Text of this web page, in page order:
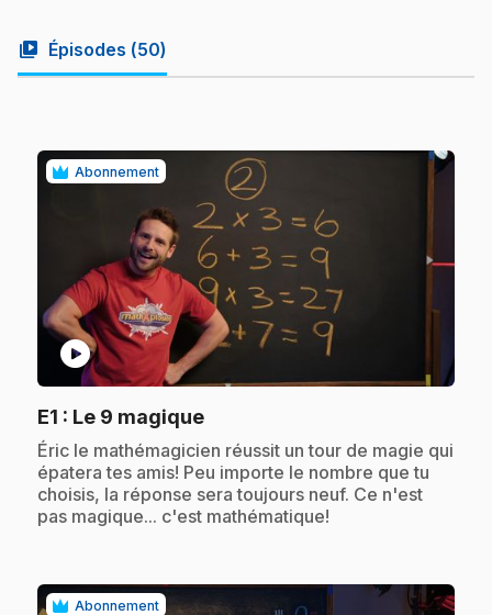
video_library Épisodes (50)
Abonnement
play_circle
E1 : Le 9 magique.
.Éric le mathémagicien réussit un tour de magie qui
épatera tes amis! Peu importe le nombre que tu
choisis, la réponse sera toujours neuf. Ce n'est
pas magique... c'est mathématique!
Abonnement